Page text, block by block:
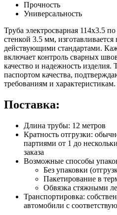
Прочность
Универсальность
Труба электросварная 114х3.5
стенкой 3.5 мм, изготавливается
действующими стандартами.
включает контроль сварных
качество и надежность изделия.
паспортом качества,
требованиям и характеристикам.
Поставка:
Длина трубы: 12 метров
Кратность отгрузки:
партиями от 1 до
заказа
Возможные способы
Без упаковки
Пакетирование в
Обвязка стяжными
Транспортировка:
автомобили с